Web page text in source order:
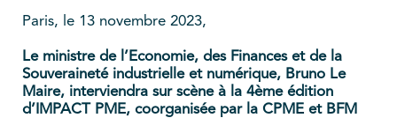
Paris, le 13 novembre 2023,
Le ministre de l’Economie, des Finances et de la
Souveraineté industrielle et numérique, Bruno Le
Maire, interviendra sur scène à la 4ème édition
d’IMPACT PME, coorganisée par la CPME et BFM